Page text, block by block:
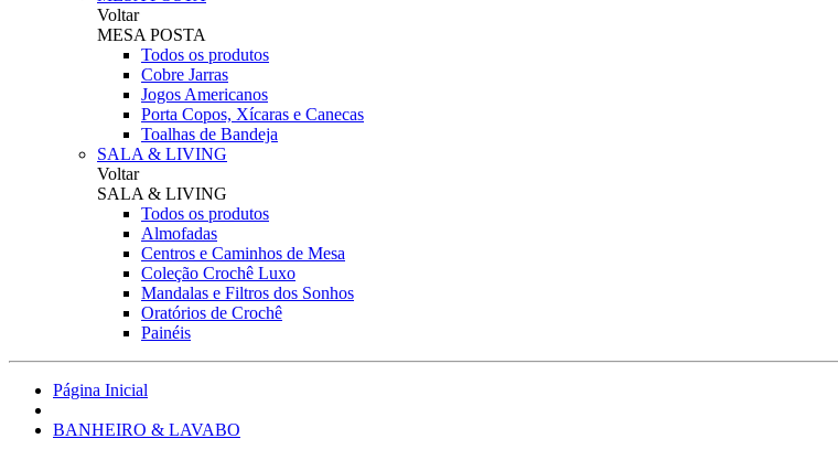
Voltar
MESA POSTA
Todos os produtos
Cobre Jarras
Jogos Americanos
Porta Copos, Xícaras e Canecas
Toalhas de Bandeja
SALA & LIVING
Voltar
SALA & LIVING
Todos os produtos
Almofadas
Centros e Caminhos de Mesa
Coleção Crochê Luxo
Mandalas e Filtros dos Sonhos
Oratórios de Crochê
Painéis
Página Inicial
BANHEIRO & LAVABO